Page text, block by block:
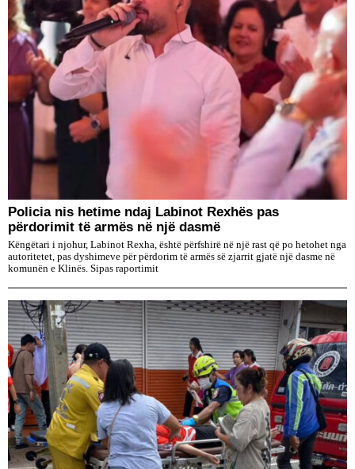
Policia nis hetime ndaj Labinot Rexhës pas
përdorimit të armës në një dasmë
Këngëtari i njohur, Labinot Rexha, është përfshirë në një rast që po hetohet nga
autoritetet, pas dyshimeve për përdorim të armës së zjarrit gjatë një dasme në
komunën e Klinës. Sipas raportimit